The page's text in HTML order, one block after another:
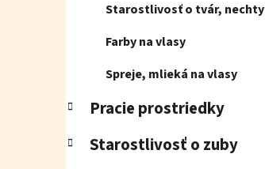
Starostlivosť o tvár, nechty
Farby na vlasy
Spreje, mlieká na vlasy
Pracie prostriedky
Starostlivosť o zuby